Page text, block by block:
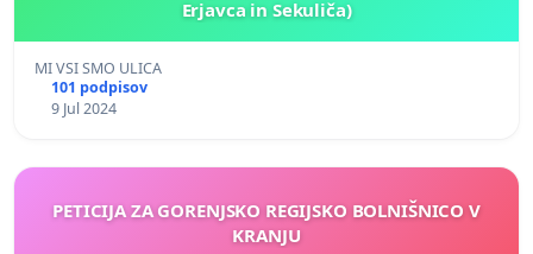
Erjavca in Sekuliča)
MI VSI SMO ULICA
101 podpisov
9 Jul 2024
PETICIJA ZA GORENJSKO REGIJSKO BOLNIŠNICO V
KRANJU